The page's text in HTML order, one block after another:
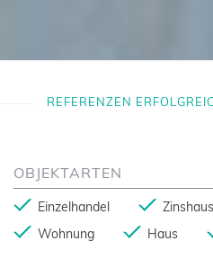
REFERENZEN
OBJEKTARTEN
Einzelhandel
Wohnung
Haus